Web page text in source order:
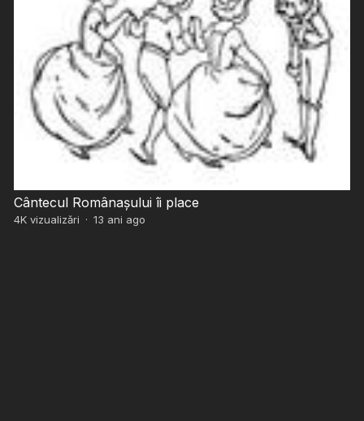
Cântecul Românaşului îi place
4Kvizualizări · 13 ani ago